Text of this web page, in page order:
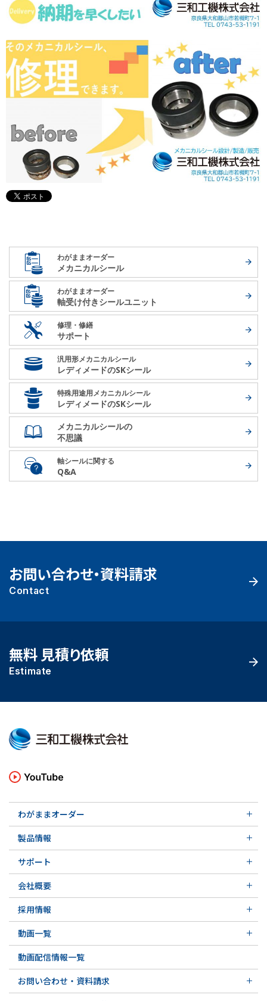
わがままオーダー
メカニカルシール
わがままオーダー
軸受け付きシールユニット
修理・修繕
サポート
汎用形メカニカルシール
レディメードのSKシール
特殊用途用メカニカルシール
レディメードのSKシール
メカニカルシールの
不思議
軸シールに関する
Q&A
お問い合わせ・資料請求
Contact
無料 見積り依頼
Estimate
わがままオーダー
実例ご紹介
その他の導入事例
軸受け付きシールユニット
実例ご紹介
製品情報
特殊用途用メカニカルシール
メカニカルシールの不思議
サポート
実例ご紹介
会社概要
会社沿革
関連会社
採用情報
先輩の声
募集要項&FAQ
動画一覧
初級講座
専門用語の解説
動画配信情報一覧
お問い合わせ・資料請求